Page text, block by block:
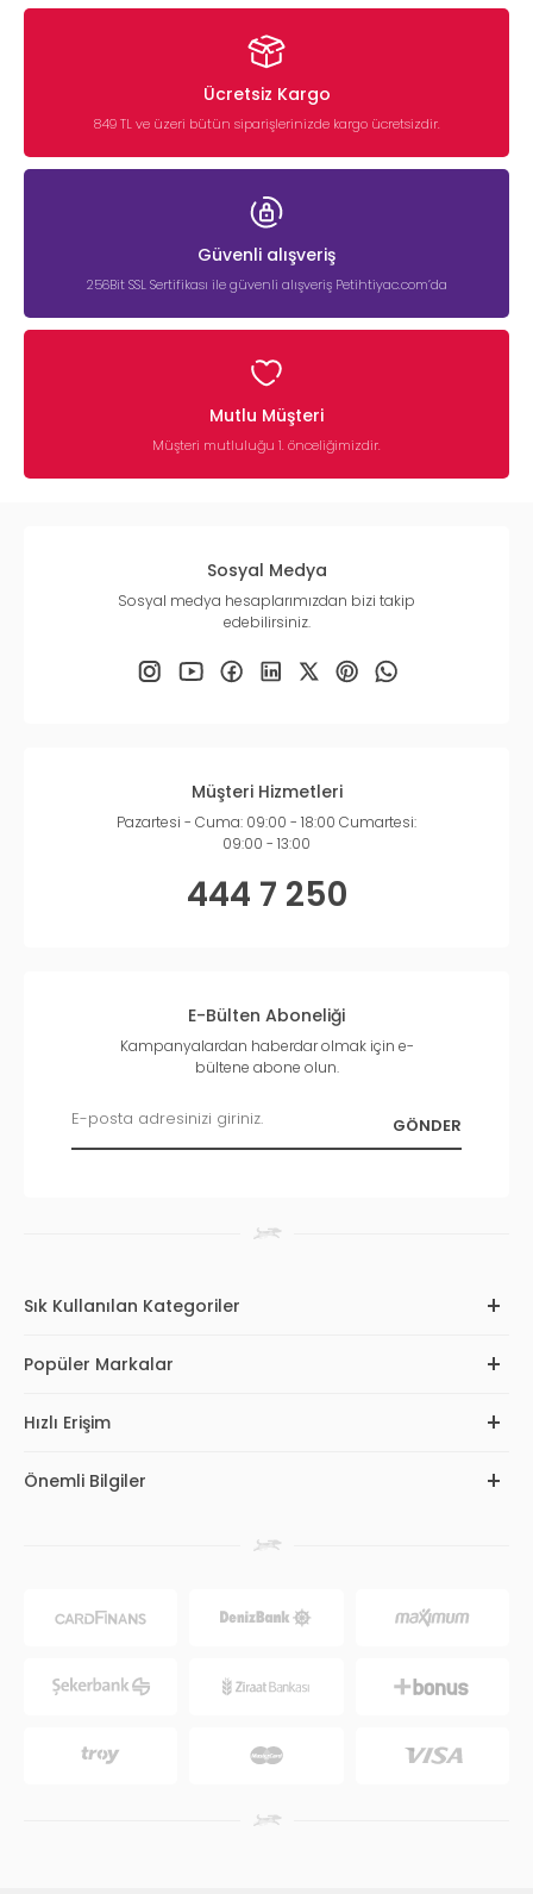
Ücretsiz Kargo
849 TL ve üzeri bütün siparişlerinizde kargo ücretsizdir.
Güvenli alışveriş
256Bit SSL Sertifikası ile güvenli alışveriş Petihtiyac.com’da
Mutlu Müşteri
Müşteri mutluluğu 1. önceliğimizdir.
Sosyal Medya
Sosyal medya hesaplarımızdan bizi takip
edebilirsiniz.
Müşteri Hizmetleri
Pazartesi - Cuma: 09:00 - 18:00 Cumartesi:
09:00 - 13:00
444 7 250
E-Bülten Aboneliği
Kampanyalardan haberdar olmak için e-
bültene abone olun.
Sık Kullanılan Kategoriler
Popüler Markalar
Hızlı Erişim
Önemli Bilgiler